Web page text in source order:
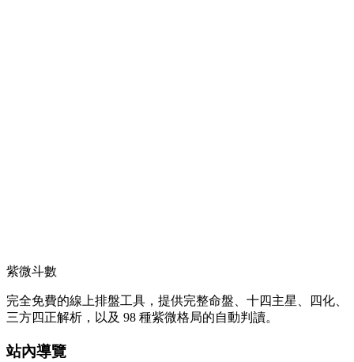
紫微斗數
完全免費的線上排盤工具，提供完整命盤、十四主星、四化、
三方四正解析，以及 98 種紫微格局的自動判讀。
站內導覽